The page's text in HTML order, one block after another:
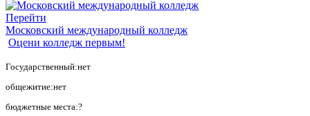
Перейти
Московский международный колледж
Оцени колледж первым!
Государственный:нет
общежитие:нет
бюджетные места:?